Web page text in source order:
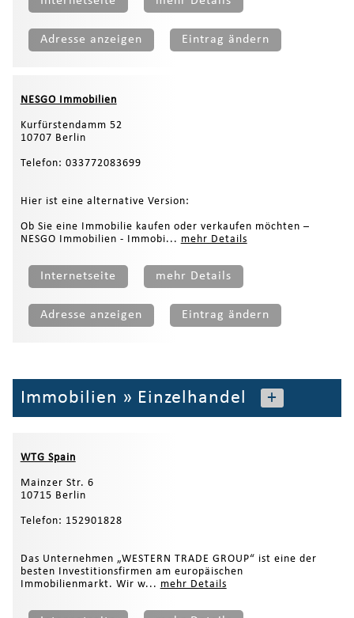
Adresse anzeigen Eintrag ändern
NESGO Immobilien
Kurfürstendamm 52
10707 Berlin
Telefon: 033772083699
Hier ist eine alternative Version:
Ob Sie eine Immobilie kaufen oder verkaufen möchten –
NESGO Immobilien - Immobi... mehr Details
Internetseite mehr Details
Adresse anzeigen Eintrag ändern
Immobilien » Einzelhandel +
WTG Spain
Mainzer Str. 6
10715 Berlin
Telefon: 152901828
Das Unternehmen „WESTERN TRADE GROUP“ ist eine der
besten Investitionsfirmen am europäischen
Immobilienmarkt. Wir w... mehr Details